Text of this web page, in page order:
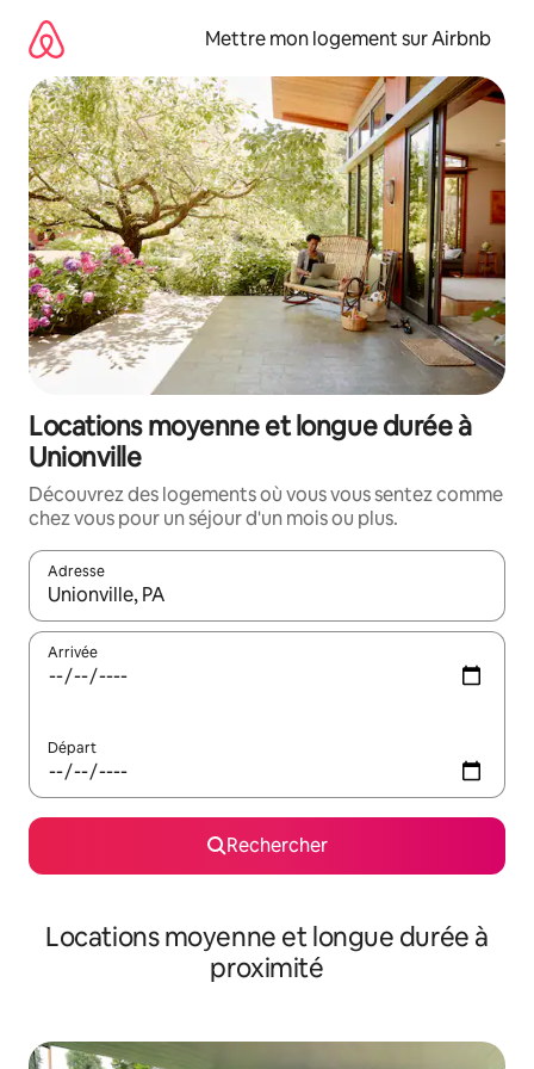
directement
contenu
Mettre mon logement sur Airbnb
Locations moyenne et longue durée à
Unionville
Découvrez des logements où vous vous sentez comme
chez vous pour un séjour d'un mois ou plus.
Adresse
Lorsque les résultats s'affichent, utilisez les flèches vers le
Arrivée
Départ
Rechercher
Locations moyenne et longue durée à
proximité